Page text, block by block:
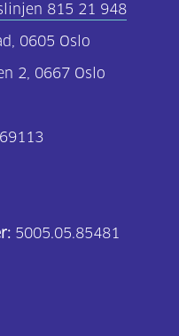
815 21 948
0605 Oslo
2, 0667 Oslo
5005.05.85481